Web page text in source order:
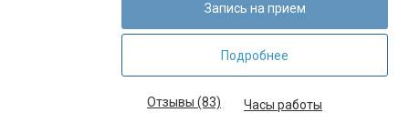
Запись на прием
Подробнее
Отзывы (83) Часы работы